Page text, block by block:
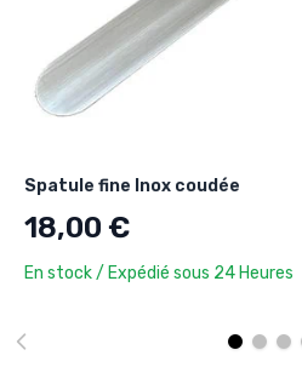
Spatule fine Inox coudée
18,00 €
En stock / Expédié sous 24 Heures